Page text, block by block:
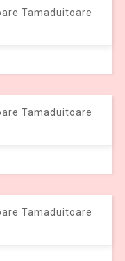
Tamaduitoare
Tamaduitoare
Tamaduitoare